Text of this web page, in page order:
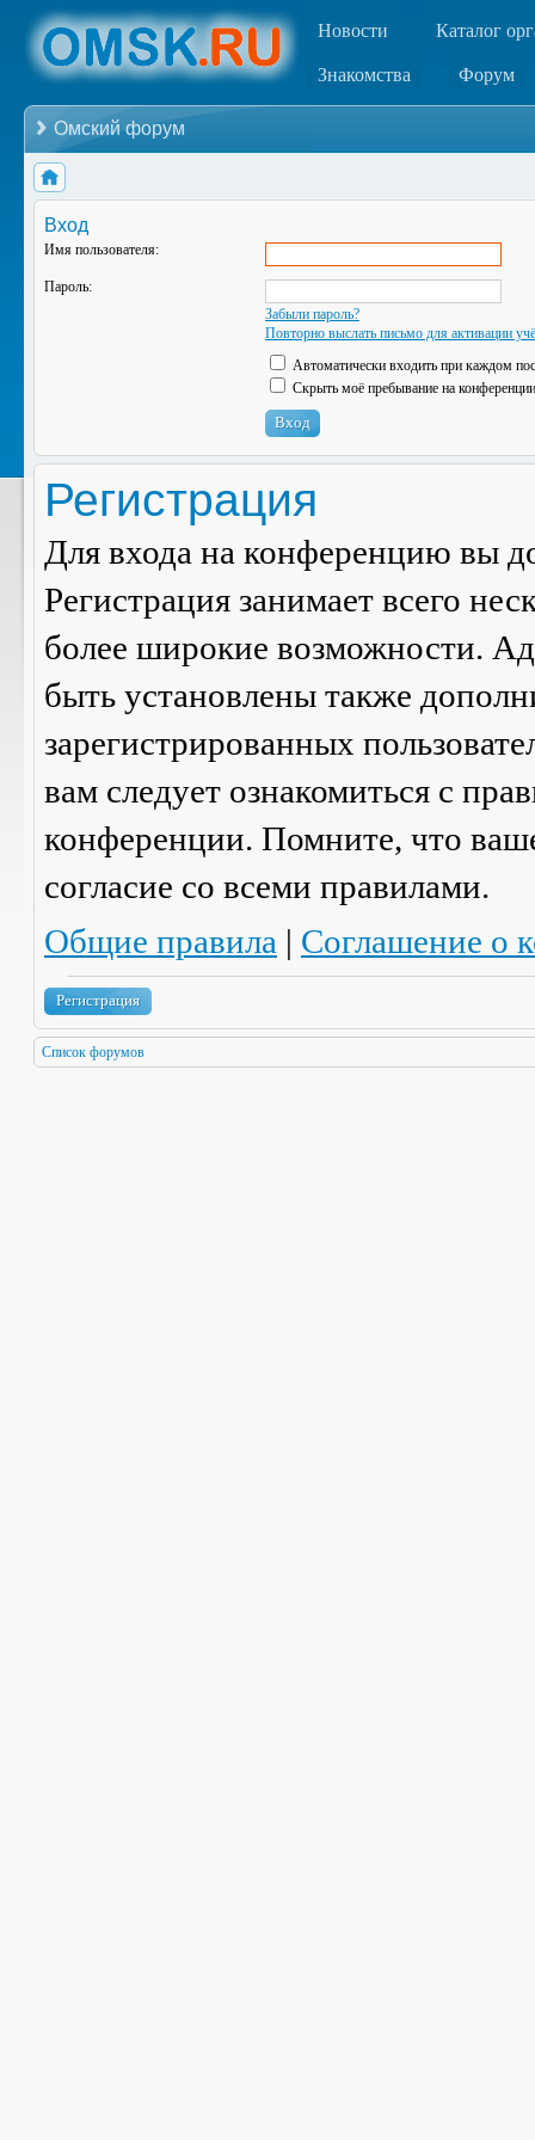
Новости Каталог
Знакомства Форум
Омский форум
Вход
Имя пользователя:
Пароль:
Забыли пароль?
Повторно выслать письмо для активации
Автоматически входить при каждом
Скрыть моё пребывание на
Регистрация
Для входа на конференцию вы
Регистрация занимает всего
более широкие возможности.
быть установлены также
зарегистрированных
вам следует ознакомиться с
конференции. Помните, что
согласие со всеми правилами.
Общие правила | Соглашение о
Регистрация
Список форумов